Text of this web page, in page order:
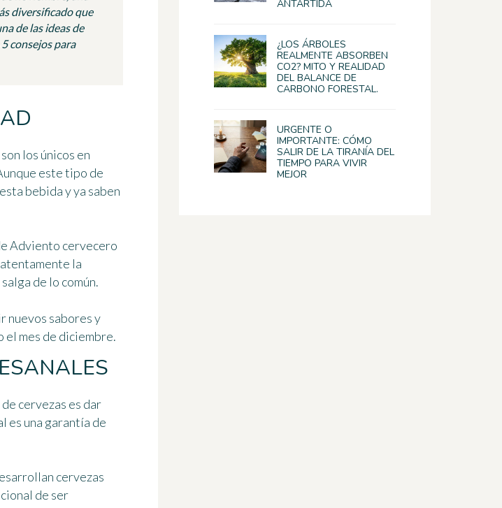
diversificado que
de las ideas de
consejos para
los únicos en
este tipo de
bebida y ya saben
Adviento cervecero
la
de lo común.
nuevos sabores y
mes de diciembre.
cervezas es dar
es una garantía de
cervezas
de ser
ANTÁRTIDA
¿LOS ÁRBOLES
REALMENTE ABSORBEN
CO2? MITO Y REALIDAD
DEL BALANCE DE
CARBONO FORESTAL.
URGENTE O
IMPORTANTE: CÓMO
SALIR DE LA TIRANÍA DEL
TIEMPO PARA VIVIR
MEJOR